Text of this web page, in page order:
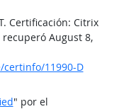
Certificación: Citrix
recuperó August 8,
11990-D
" por el